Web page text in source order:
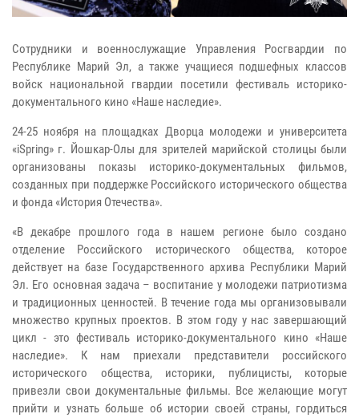
Сотрудники и военнослужащие Управления Росгвардии по
Республике Марий Эл, а также учащиеся подшефных классов
войск национальной гвардии посетили фестиваль историко-
документального кино «Наше наследие».
24-25 ноября на площадках Дворца молодежи и университета
«iSpring» г. Йошкар-Олы для зрителей марийской столицы были
организованы показы историко-документальных фильмов,
созданных при поддержке Российского исторического общества
и фонда «История Отечества».
«В декабре прошлого года в нашем регионе было создано
отделение Российского исторического общества, которое
действует на базе Государственного архива Республики Марий
Эл. Его основная задача – воспитание у молодежи патриотизма
и традиционных ценностей. В течение года мы организовывали
множество крупных проектов. В этом году у нас завершающий
цикл - это фестиваль историко-документального кино «Наше
наследие». К нам приехали представители российского
исторического общества, историки, публицисты, которые
привезли свои документальные фильмы. Все желающие могут
прийти и узнать больше об истории своей страны, гордиться